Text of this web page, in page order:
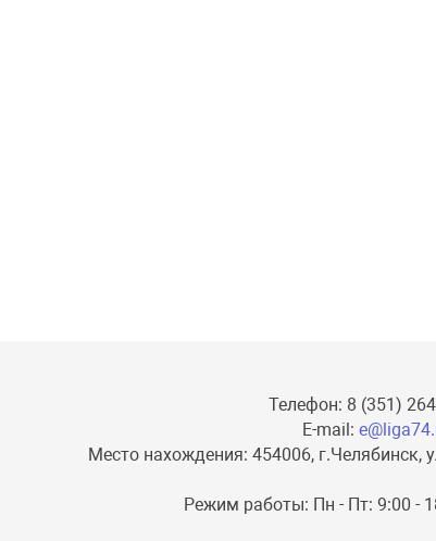
Телефон: 8 (351)
E-mail:
Место нахождения: 454006, г.Челябинск,
Режим работы: Пн - Пт: 9:00 -